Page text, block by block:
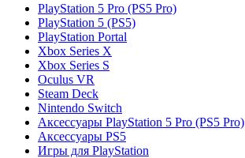
PlayStation 5 Pro (PS5 Pro)
PlayStation 5 (PS5)
PlayStation Portal
Xbox Series X
Xbox Series S
Oculus VR
Steam Deck
Nintendo Switch
Аксессуары PlayStation 5 Pro (PS5 Pro)
Аксессуары PS5
Игры для PlayStation